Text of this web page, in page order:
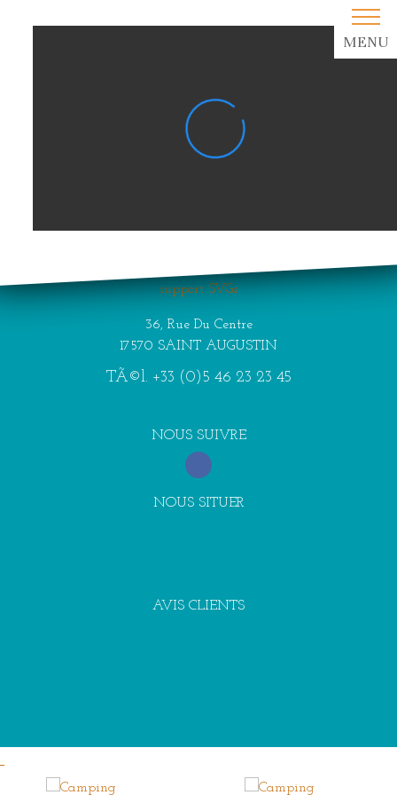
MENU
NOUS SUIVRE
NOUS SITUER
support SVGs
36, Rue Du Centre
17570 SAINT AUGUSTIN
TÃ©l. +33 (0)5 46 23 23 45
AVIS CLIENTS